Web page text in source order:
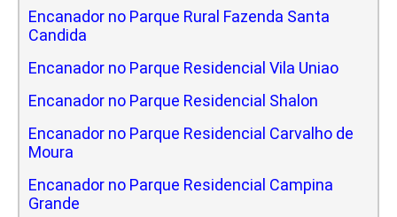
Encanador no Parque Rural Fazenda Santa
Candida
Encanador no Parque Residencial Vila Uniao
Encanador no Parque Residencial Shalon
Encanador no Parque Residencial Carvalho de
Moura
Encanador no Parque Residencial Campina
Grande